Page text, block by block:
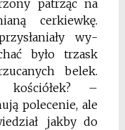
patrząc na
cerkiewkę.
wy­
było trzask
belek.
kościółek? –
polecenie, ale
jakby do